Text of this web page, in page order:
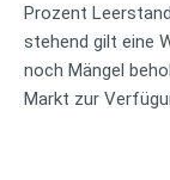
Prozent
stehend gilt eine
noch Mängel
Markt zur